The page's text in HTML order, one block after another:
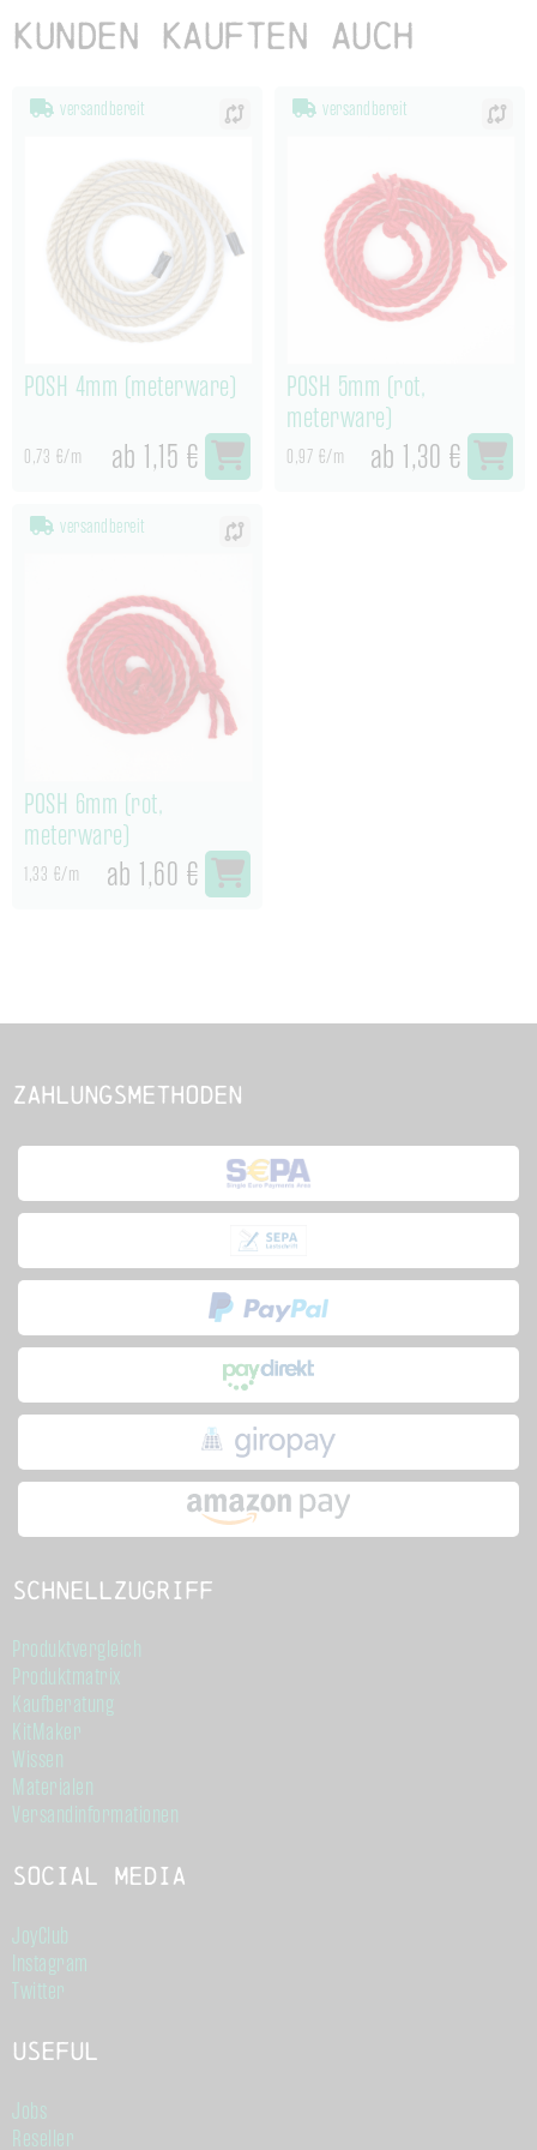
Kunden kauften auch
versandbereit
POSH 4mm (meterware)
0,73 €/m ab 1,15 €
versandbereit
POSH 5mm (rot,
meterware)
0,97 €/m ab 1,30 €
versandbereit
POSH 6mm (rot,
meterware)
1,33 €/m ab 1,60 €
Zahlungsmethoden
Schnellzugriff
Produktvergleich
Produktmatrix
Kaufberatung
KitMaker
Wissen
Materialen
Versandinformationen
Social Media
JoyClub
Instagram
Twitter
Useful
Jobs
Reseller